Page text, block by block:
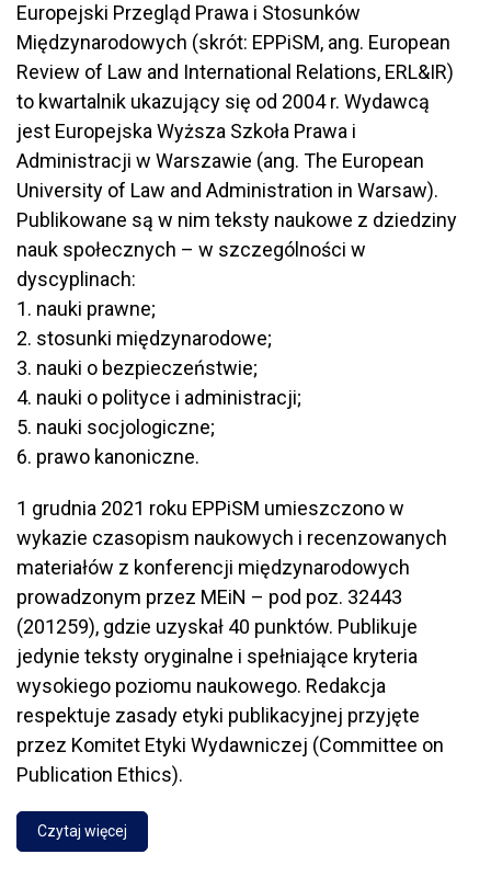
Europejski Przegląd Prawa i Stosunków
Międzynarodowych (skrót: EPPiSM, ang. European
Review of Law and International Relations, ERL&IR)
to kwartalnik ukazujący się od 2004 r. Wydawcą
jest Europejska Wyższa Szkoła Prawa i
Administracji w Warszawie (ang. The European
University of Law and Administration in Warsaw).
Publikowane są w nim teksty naukowe z dziedziny
nauk społecznych – w szczególności w
dyscyplinach:
1. nauki prawne;
2. stosunki międzynarodowe;
3. nauki o bezpieczeństwie;
4. nauki o polityce i administracji;
5. nauki socjologiczne;
6. prawo kanoniczne.
1 grudnia 2021 roku EPPiSM umieszczono w
wykazie czasopism naukowych i recenzowanych
materiałów z konferencji międzynarodowych
prowadzonym przez MEiN – pod poz. 32443
(201259), gdzie uzyskał 40 punktów. Publikuje
jedynie teksty oryginalne i spełniające kryteria
wysokiego poziomu naukowego. Redakcja
respektuje zasady etyki publikacyjnej przyjęte
przez Komitet Etyki Wydawniczej (Committee on
Publication Ethics).
Czytaj więcej